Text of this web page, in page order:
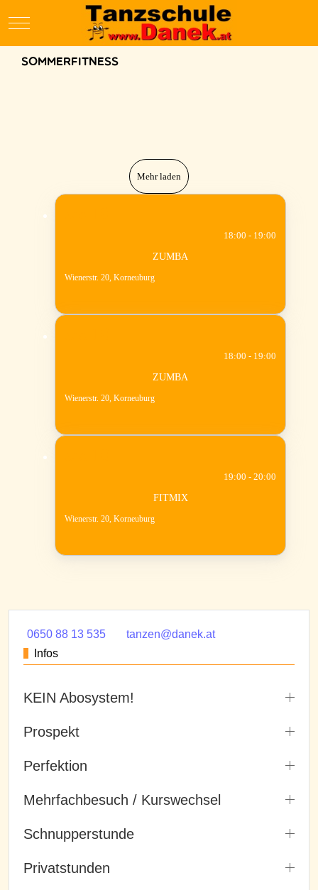
Mobile Menu Toggle
Sommerfitness
18:00 - 19:00
ZUMBA
Wienerstr. 20, Korneuburg
18:00 - 19:00
ZUMBA
Wienerstr. 20, Korneuburg
19:00 - 20:00
FITMIX
Wienerstr. 20, Korneuburg
Mehr laden
0650 88 13 535
tanzen@danek.at
Infos
KEIN Abosystem!
Prospekt
Perfektion
Mehrfachbesuch / Kurswechsel
Schnupperstunde
Privatstunden